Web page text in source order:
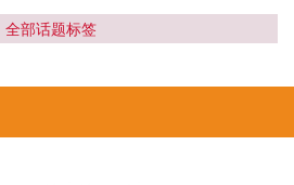
全部话题标签